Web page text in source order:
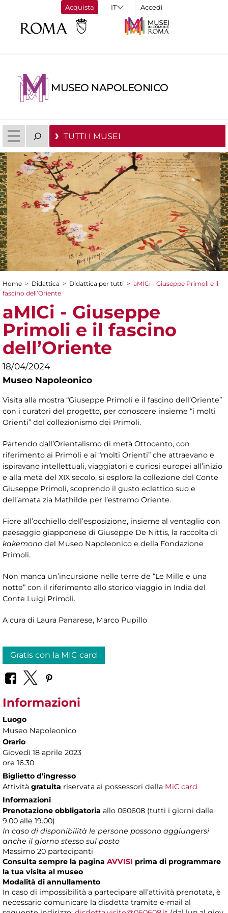
Acquista Accedi
MUSEO NAPOLEONICO
TUTTI I MUSEI
Tu sei qui
Home > Didattica > Didattica per tutti > aMICi - Giuseppe Primoli e il
fascino dell’Oriente
aMICi - Giuseppe
Primoli e il fascino
dell’Oriente
18/04/2024
Museo Napoleonico
Visita alla mostra “Giuseppe Primoli e il fascino dell’Oriente”
con i curatori del progetto, per conoscere insieme “i molti
Orienti” del collezionismo dei Primoli.
Partendo dall’Orientalismo di metà Ottocento, con
riferimento ai Primoli e ai “molti Orienti” che attraevano e
ispiravano intellettuali, viaggiatori e curiosi europei all’inizio
e alla metà del XIX secolo, si esplora la collezione del Conte
Giuseppe Primoli, scoprendo il gusto eclettico suo e
dell’amata zia Mathilde per l’estremo Oriente.
Fiore all’occhiello dell’esposizione, insieme al ventaglio con
paesaggio giapponese di Giuseppe De Nittis, la raccolta di
kakemono del Museo Napoleonico e della Fondazione
Primoli.
Non manca un’incursione nelle terre de “Le Mille e una
notte” con il riferimento allo storico viaggio in India del
Conte Luigi Primoli.
A cura di Laura Panarese, Marco Pupillo
Gratis con la MIC card
Informazioni
Luogo
Museo Napoleonico
Orario
Giovedì 18 aprile 2023
ore 16.30
Biglietto d'ingresso
Attività gratuita riservata ai possessori della MiC card
Informazioni
Prenotazione obbligatoria allo 060608 (tutti i giorni dalle
9.00 alle 19.00)
In caso di disponibilità le persone possono aggiungersi
anche il giorno stesso sul posto
Massimo 20 partecipanti
Consulta sempre la pagina AVVISI prima di programmare
la tua visita al museo
Modalità di annullamento
In caso di impossibilità a partecipare all’attività prenotata, è
necessario comunicare la disdetta tramite e-mail al